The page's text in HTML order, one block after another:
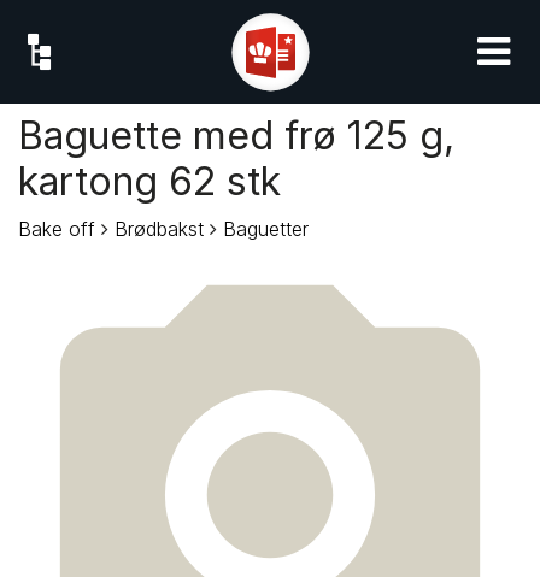
Baguette med frø 125 g,
kartong 62 stk
Bake off Brødbakst Baguetter